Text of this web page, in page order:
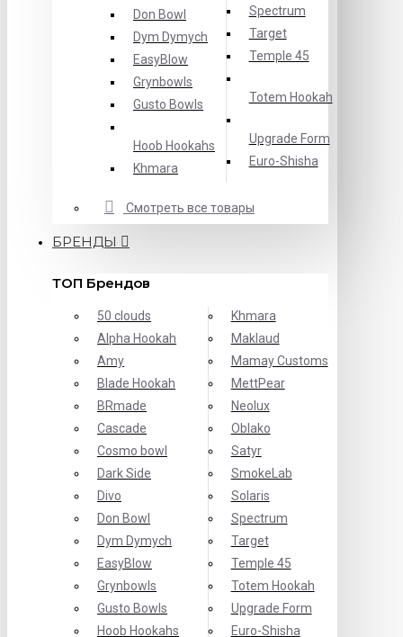
Don Bowl
Dym Dymych
EasyBlow
Grynbowls
Gusto Bowls
Hoob Hookahs
Khmara
Spectrum
Target
Temple 45
Totem Hookah
Upgrade Form
Еuro-Shisha
Смотреть все товары
БРЕНДЫ
ТОП Брендов
50 clouds
Alpha Hookah
Amy
Blade Hookah
BRmade
Cascade
Cosmo bowl
Dark Side
Divo
Don Bowl
Dym Dymych
EasyBlow
Grynbowls
Gusto Bowls
Hoob Hookahs
Khmara
Maklaud
Mamay Customs
MettPear
Neolux
Oblako
Satyr
SmokeLab
Solaris
Spectrum
Target
Temple 45
Totem Hookah
Upgrade Form
Еuro-Shisha